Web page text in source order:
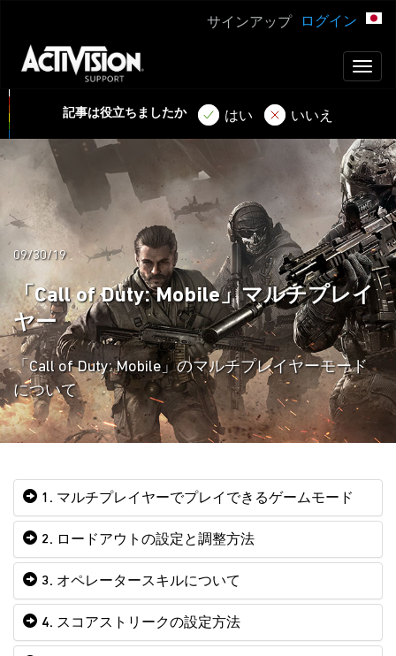
ログイン
サインアップ
記事は役立ちましたか はい いいえ
09/30/19
「Call of Duty: Mobile」マルチプレイ
ヤー
「Call of Duty: Mobile」のマルチプレイヤーモード
について
1. マルチプレイヤーでプレイできるゲームモード
2. ロードアウトの設定と調整方法
3. オペレータースキルについて
4. スコアストリークの設定方法